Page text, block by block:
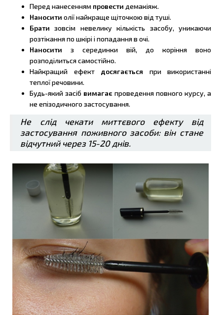
Перед нанесенням провести демакіяж.
Наносити олії найкраще щіточкою від туші.
Брати зовсім невелику кількість засобу, уникаючи
розтікання по шкірі і попадання в очі.
Наносити з серединки вій, до коріння воно
розподілиться самостійно.
Найкращий ефектдосягається при використанні
теплої речовини.
Будь-який засіб вимагає проведення повного курсу, а
не епізодичного застосування.
Не слід чекати миттєвого ефекту від
застосування поживного засоби: він стане
відчутний через 15-20 днів.